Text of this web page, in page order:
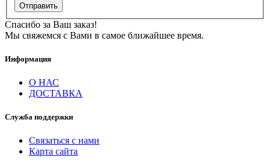
Отправить
Спасибо за Ваш заказ!
Мы свяжемся с Вами в самое ближайшее время.
Информация
О НАС
ДОСТАВКА
Служба поддержки
Связаться с нами
Карта сайта